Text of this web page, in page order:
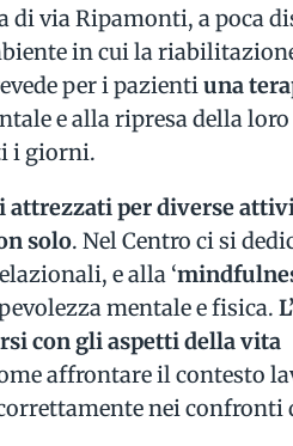
via Ripamonti, a poca
in cui la
per i pazientiuna
e alla ripresa della loro
i giorni.
attrezzati per diverse
solo. Nel Centro ci si
e alla ‘
mentale e fisica.
con gli aspetti della vita
affrontare il contesto
nei confronti